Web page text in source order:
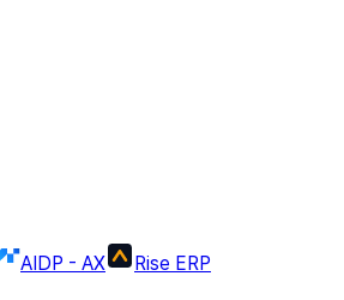
AIDP - AX Rise ERP